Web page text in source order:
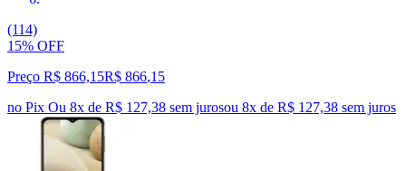
(114)
15% OFF
Preço R$ 866,15R$ 866,15
no Pix Ou 8x de R$ 127,38 sem jurosou 8x de R$ 127,38 sem juros